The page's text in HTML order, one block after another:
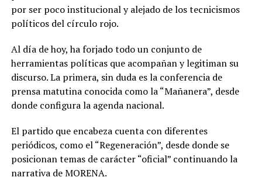
por ser poco institucional y alejado de los tecnicismos
políticos del círculo rojo.
Al día de hoy, ha forjado todo un conjunto de
herramientas políticas que acompañan y legitiman su
discurso. La primera, sin duda es la conferencia de
prensa matutina conocida como la “Mañanera”, desde
donde configura la agenda nacional.
El partido que encabeza cuenta con diferentes
periódicos, como el “Regeneración”, desde donde se
posicionan temas de carácter “oficial” continuando la
narrativa de MORENA.